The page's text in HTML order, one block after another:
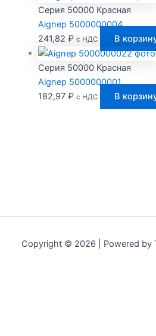
Серия 50000 Красная
Aignep 5000000004
241,82 ₽ с НДС В
Серия 50000 Красная
Aignep 5000000001
182,97 ₽ с НДС В
Copyright © 2026 | Powered by